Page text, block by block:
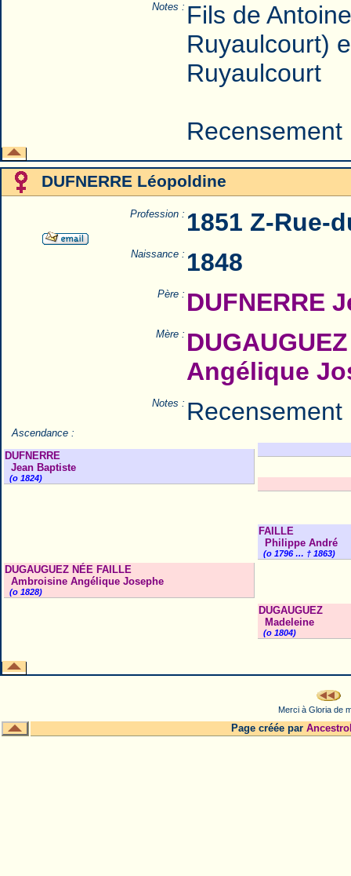
Notes : Fils de
Ruyaulcourt)
Ruyaulcourt
DUFNERRE Léopoldine
Profession : 1851 Z-Rue-
Naissance : 1848
Père : DUFNERRE
Mère :
Angélique
Notes :
DUFNERRE
Jean Baptiste
(o 1824)
DUGAUGUEZ NÉE FAILLE
Ambroisine Angélique Josephe
(o 1828)
FAILLE
Philippe André
(o 1796 … † 1863)
DUGAUGUEZ
Madeleine
(o 1804)
Ascendance :
Merci à Gloria de
Page créée par